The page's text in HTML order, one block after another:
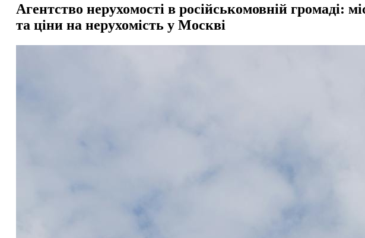
Агентство нерухомості в російськомовній громаді:
та ціни на нерухомість у Москві